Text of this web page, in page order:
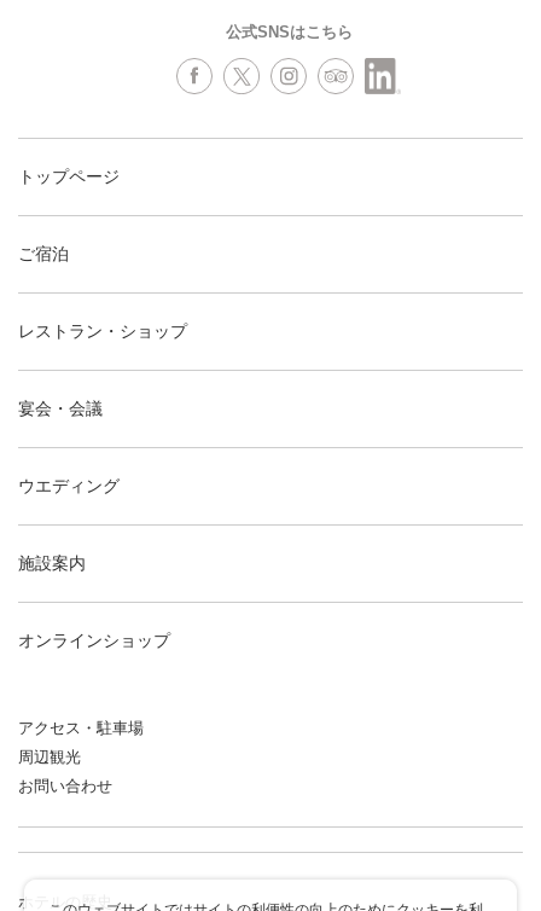
公式SNSはこちら
トップページ
ご宿泊
レストラン・ショップ
宴会・会議
ウエディング
施設案内
オンラインショップ
アクセス・駐車場
周辺観光
お問い合わせ
ホテルの歴史